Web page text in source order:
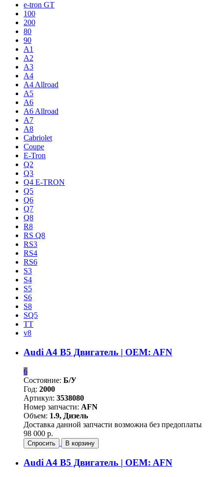
e-tron GT
100
200
80
90
A1
A2
A3
A4
A4 Allroad
A5
A6
A6 Allroad
A7
A8
Cabriolet
Coupe
E-Tron
Q2
Q3
Q4 E-TRON
Q5
Q6
Q7
Q8
R8
RS Q8
RS3
RS4
RS6
S3
S4
S5
S6
S8
SQ5
TT
v8
Audi A4 B5 Двигатель | OEM: AFN
6
Состояние: Б/У
Год: 2000
Артикул: 3538080
Номер запчасти: AFN
Объем: 1.9, Дизель
Доставка данной запчасти возможна без предоплаты
98 000 р.
Спросить В корзину
Audi A4 B5 Двигатель | OEM: AFN